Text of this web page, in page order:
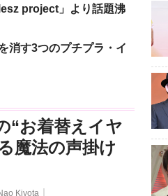
project」より話題沸
消す3つのプチプラ・イ
お着替えイヤ
魔法の声掛け
Kiyota